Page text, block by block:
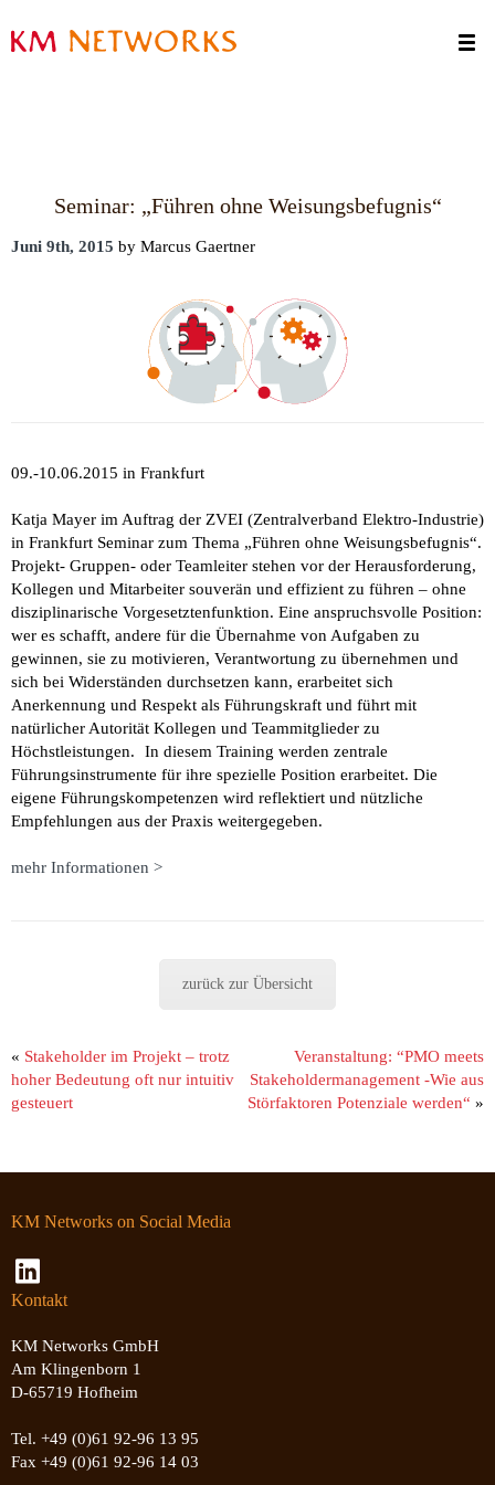
Kontakt
Seminar: „Führen ohne Weisungsbefugnis“
Juni 9th, 2015 by Marcus Gaertner
09.-10.06.2015 in Frankfurt
Katja Mayer im Auftrag der ZVEI (Zentralverband Elektro-Industrie)
in Frankfurt Seminar zum Thema „Führen ohne Weisungsbefugnis“.
Projekt- Gruppen- oder Teamleiter stehen vor der Herausforderung,
Kollegen und Mitarbeiter souverän und effizient zu führen – ohne
disziplinarische Vorgesetztenfunktion. Eine anspruchsvolle Position:
wer es schafft, andere für die Übernahme von Aufgaben zu
gewinnen, sie zu motivieren, Verantwortung zu übernehmen und
sich bei Widerständen durchsetzen kann, erarbeitet sich
Anerkennung und Respekt als Führungskraft und führt mit
natürlicher Autorität Kollegen und Teammitglieder zu
Höchstleistungen. In diesem Training werden zentrale
Führungsinstrumente für ihre spezielle Position erarbeitet. Die
eigene Führungskompetenzen wird reflektiert und nützliche
Empfehlungen aus der Praxis weitergegeben.
mehr Informationen >
zurück zur Übersicht
Veranstaltung: “PMO meets
Stakeholdermanagement -Wie aus
Störfaktoren Potenziale werden“ »
« Stakeholder im Projekt – trotz
hoher Bedeutung oft nur intuitiv
gesteuert
KM Networks on Social Media
Kontakt
KM Networks GmbH
Am Klingenborn 1
D-65719 Hofheim
Tel. +49 (0)61 92-96 13 95
Fax +49 (0)61 92-96 14 03